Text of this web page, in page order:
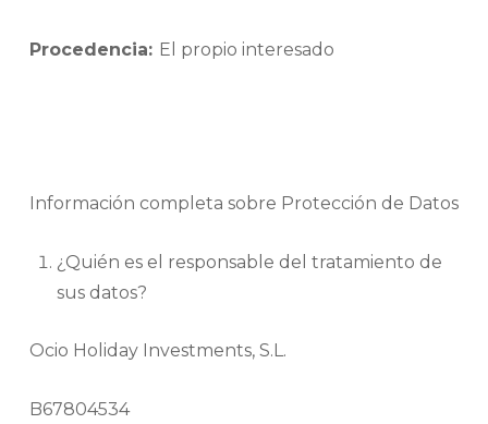
Procedencia: El propio interesado
Información completa sobre Protección de Datos
¿Quién es el responsable del tratamiento de
sus datos?
Ocio Holiday Investments, S.L.
B67804534